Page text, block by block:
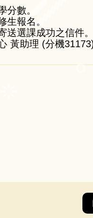
分數。
生報名。
送選課成功之信件。
黃助理 (分機